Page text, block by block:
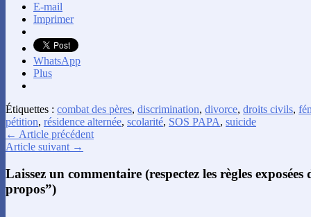
E-mail
Imprimer
WhatsApp
Plus
Étiquettes : combat des pères, discrimination, divorce, droits civils,
pétition, résidence alternée, scolarité, SOS PAPA, suicide
← Article précédent
Article suivant →
Laissez un commentaire (respectez les règles
propos”)